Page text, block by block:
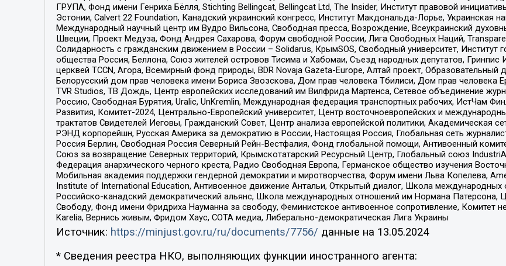
ГРУПА, Фонд имени Генриха Бёлля, Stichting Bellingcat, Bellingcat Ltd, The Insider, Институт правовой
Эстонии, Calvert 22 Foundation, Канадский украинский конгресс, Институт Макдональда-Лорье, Украинская
Международный научный центр им Вудро Вильсона, Свободная пресса, Возрождение, Всеукраинский
Швеции, Проект Медуза, Фонд Андрея Сахарова, Форум свободной России, Лига Свободных Наций,
Солидарность с гражданским движением в России – Solidarus, КрымSOS, Свободный университет, Институт
общества Россия, Беллона, Союз жителей островов Тисима и Хабомаи, Съезд народных депутатов,
церквей TCCN, Агора, Всемирный фонд природы, BDR Novaja Gazeta-Europe, Алтай проект,
Белорусский дом прав человека имени Бориса Звозскова, Дом прав человека Тбилиси, Дом прав человека
TVR Studios, ТВ Дождь, Центр европейских исследований им Вилфрида Мартенса, Сетевое объединение
Россию, Свободная Бурятия, Uralic, UnKremlin, Международная федерация транспортных рабочих, ИстЧам
Развития, Комитет-2024, Центрально-Европейский университет, Центр восточноевропейских и
трактатов Свидетелей Иеговы, Гражданский Совет, Центр анализа европейской политики, Академическая
РЭНД корпорейшн, Русская Америка за демократию в России, Настоящая Россия, Глобальная сеть
Россия Берлин, Свободная Россия Северный Рейн-Вестфалия, Фонд глобальной помощи, Антивоенный
Союз за возвращение Северных территорий, Крымскотатарский Ресурсный Центр, Глобальный союз
Федерация анархического черного креста, Радио Свободная Европа, Германское общество изучения
Мобильная академия поддержки гендерной демократии и миротворчества, Форум имени Льва Копелева,
Institute of International Education, Антивоенное движение Антальи, Открытый диалог, Школа международных
Российско-канадский демократический альянс, Школа международных отношений им Нормана
Свободу, Фонд имени Фридриха Науманна за свободу, Феминистское антивоенное сопротивление, Комитет
Karelia, Вернись живым, Фридом Хаус, СОТА медиа, Либерально-демократическая Лига Украины
Источник: https://minjust.gov.ru/ru/documents/7756/ данные на 13.05.2024
* Сведения реестра НКО, выполняющих функции иностранного агента: